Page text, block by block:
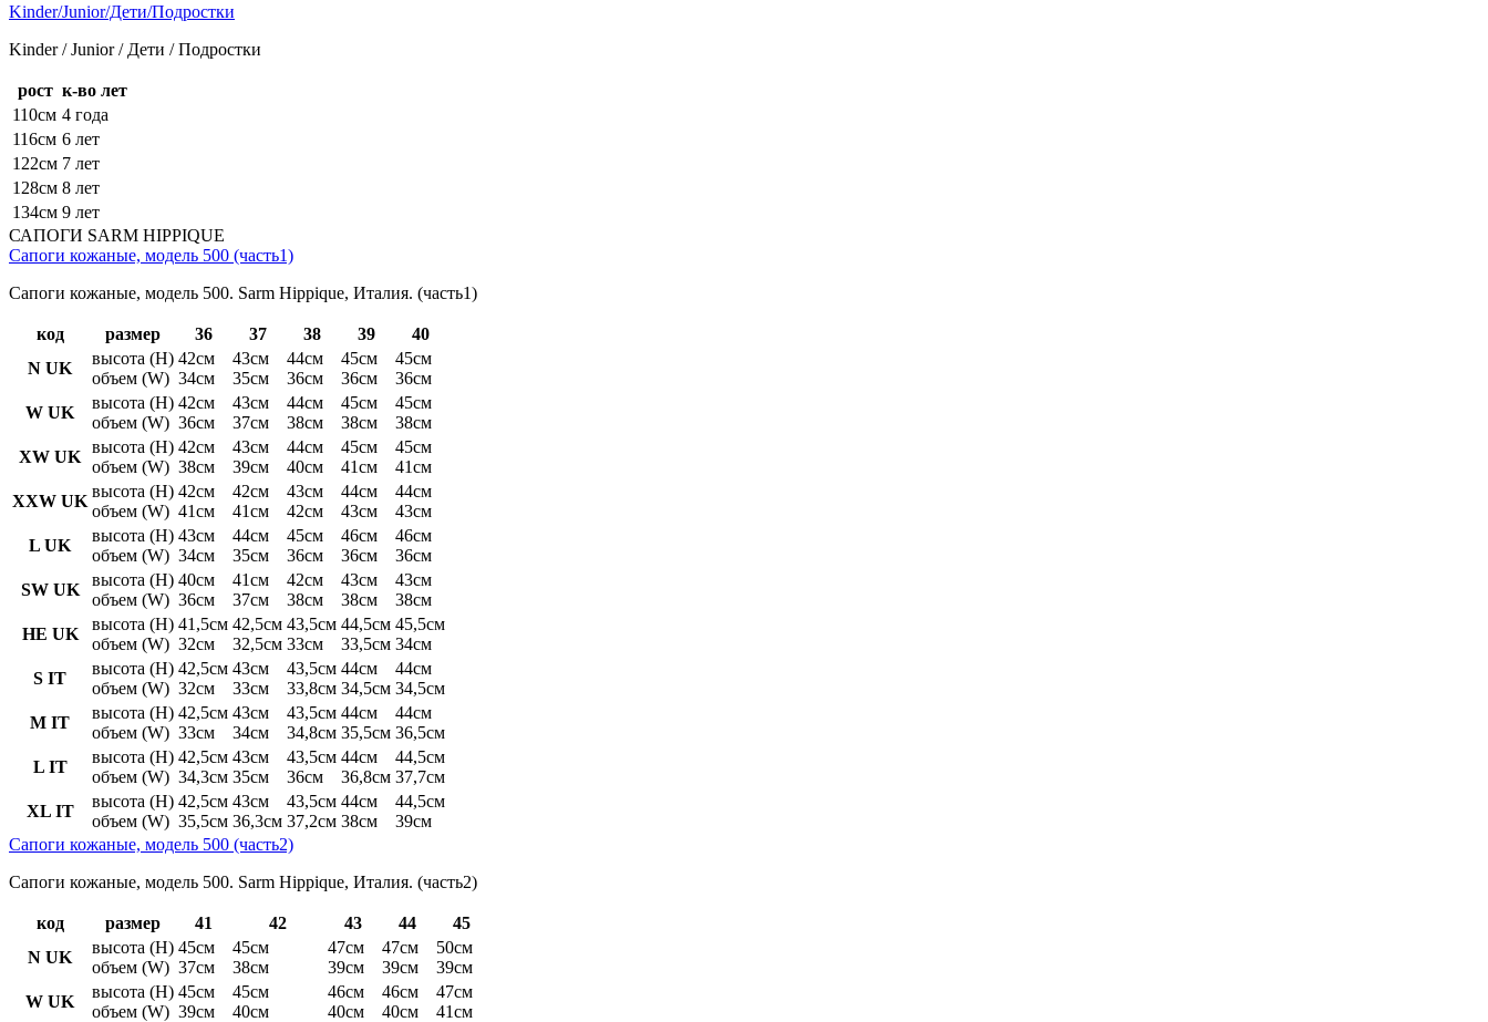
Kinder/Junior/Дети/Подростки
Kinder / Junior / Дети / Подростки
рост к-во лет
110см 4 года
116см 6 лет
122см 7 лет
128см 8 лет
134см 9 лет
САПОГИ SARM HIPPIQUE
Сапоги кожаные, модель 500 (часть1)
Сапоги кожаные, модель 500. Sarm Hippique, Италия. (часть1)
код размер 36 37 38 39
40
N UK
высота (H)
объем (W)
42см
34см
43см
35см
44см
36см
45см
36см
45см
36см
W UK
высота (H)
объем (W)
42см
36см
43см
37см
44см
38см
45см
38см
45см
38см
XW UK
высота (H)
объем (W)
42см
38см
43см
39см
44см
40см
45см
41см
45см
41см
XXW UK
высота (H)
объем (W)
42см
41см
42см
41см
43см
42см
44см
43см
44см
43см
L UK
высота (H)
объем (W)
43см
34см
44см
35см
45см
36см
46см
36см
46см
36см
SW UK
высота (H)
объем (W)
40см
36см
41см
37см
42см
38см
43см
38см
43см
38см
HE UK
высота (H)
объем (W)
41,5см
32см
42,5см
32,5см
43,5см
33см
44,5см
33,5см
45,5см
34см
S IT
высота (H)
объем (W)
42,5см
32см
43см
33см
43,5см
33,8см
44см
34,5см
44см
34,5см
M IT
высота (H)
объем (W)
42,5см
33см
43см
34см
43,5см
34,8см
44см
35,5см
44см
36,5см
L IT
высота (H)
объем (W)
42,5см
34,3см
43см
35см
43,5см
36см
44см
36,8см
44,5см
37,7см
XL IT
высота (H)
объем (W)
42,5см
35,5см
43см
36,3см
43,5см
37,2см
44см
38см
44,5см
39см
Сапоги кожаные, модель 500 (часть2)
Сапоги кожаные, модель 500. Sarm Hippique, Италия. (часть2)
код размер 41 42 43 44
45
N UK
высота (H)
объем (W)
45см
37см
45см
38см
47см
39см
47см
39см
50см
39см
W UK
высота (H)
объем (W)
45см
39см
45см
40см
46см
40см
46см
40см
47см
41см